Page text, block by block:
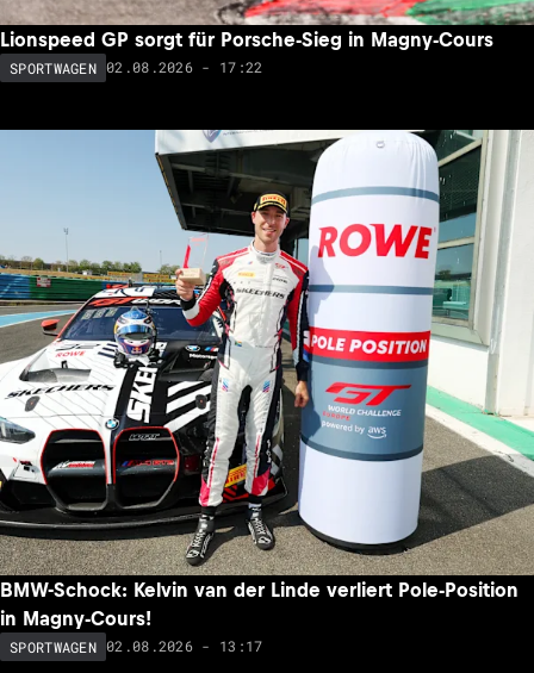
Lionspeed GP sorgt für Porsche-Sieg in Magny-Cours
SPORTWAGEN 02.08.2026 - 17:22
BMW-Schock: Kelvin van der Linde verliert Pole-Position
in Magny-Cours!
SPORTWAGEN 02.08.2026 - 13:17